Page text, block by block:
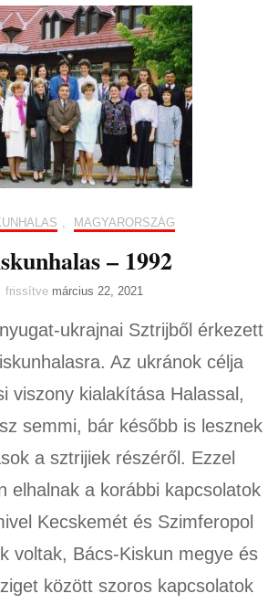
, MAGYARORSZÁG
– 1992
frissítve március 22, 2021
ukrajnai Sztrijből érkezett
Az ukránok célja
viszony kialakítása Halassal,
semmi, bár később is lesznek
a sztrijiek részéről. Ezzel
elhalnak a korábbi kapcsolatok
Kecskemét és Szimferopol
voltak, Bács-Kiskun megye és
között szoros kapcsolatok